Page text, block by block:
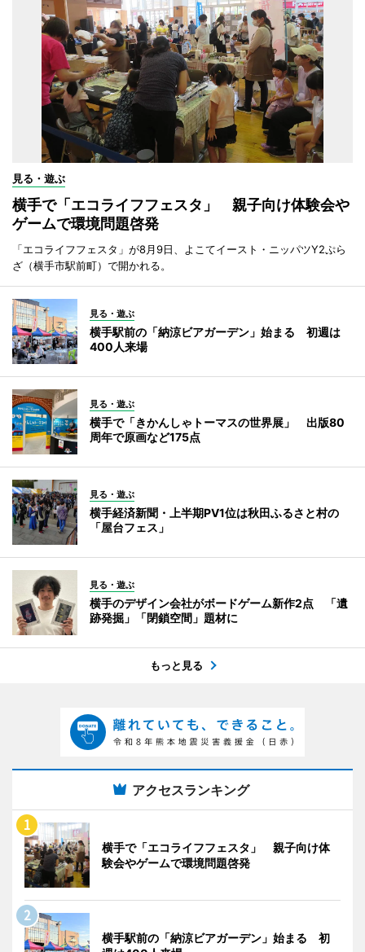
見る・遊ぶ
横手で「エコライフフェスタ」 親子向け体験会や
ゲームで環境問題啓発
「エコライフフェスタ」が8月9日、よこてイースト・ニッパツY2ぷら
ざ（横手市駅前町）で開かれる。
見る・遊ぶ
横手駅前の「納涼ビアガーデン」始まる 初週は
400人来場
見る・遊ぶ
横手で「きかんしゃトーマスの世界展」 出版80
周年で原画など175点
見る・遊ぶ
横手経済新聞・上半期PV1位は秋田ふるさと村の
「屋台フェス」
見る・遊ぶ
横手のデザイン会社がボードゲーム新作2点 「遺
跡発掘」「閉鎖空間」題材に
もっと見る
アクセスランキング
横手で「エコライフフェスタ」 親子向け体
験会やゲームで環境問題啓発
横手駅前の「納涼ビアガーデン」始まる 初